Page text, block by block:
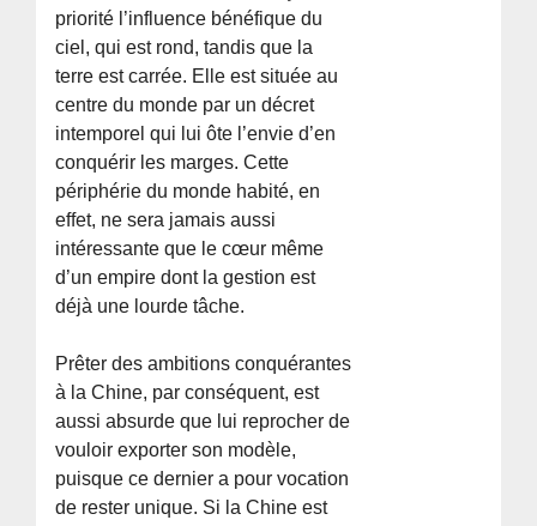
priorité l’influence bénéfique du
ciel, qui est rond, tandis que la
terre est carrée. Elle est située au
centre du monde par un décret
intemporel qui lui ôte l’envie d’en
conquérir les marges. Cette
périphérie du monde habité, en
effet, ne sera jamais aussi
intéressante que le cœur même
d’un empire dont la gestion est
déjà une lourde tâche.
Prêter des ambitions conquérantes
à la Chine, par conséquent, est
aussi absurde que lui reprocher de
vouloir exporter son modèle,
puisque ce dernier a pour vocation
de rester unique. Si la Chine est